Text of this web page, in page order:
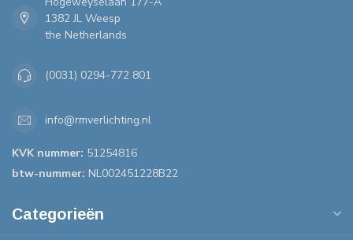
1382 JL Weesp
the Netherlands
(0031) 0294-772 801
info@rmverlichting.nl
KVK nummer: 51254816
btw-nummer: NL002451228B22
Categorieën